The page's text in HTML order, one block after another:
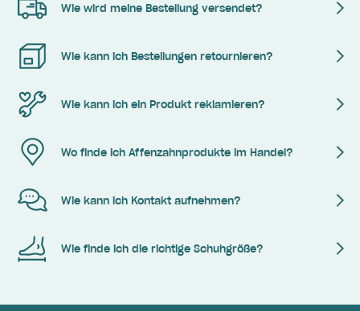
Wie wird meine Bestellung versendet?
Wie kann ich Bestellungen retournieren?
Wie kann ich ein Produkt reklamieren?
Wo finde ich Affenzahnprodukte im Handel?
Wie kann ich Kontakt aufnehmen?
Wie finde ich die richtige Schuhgröße?